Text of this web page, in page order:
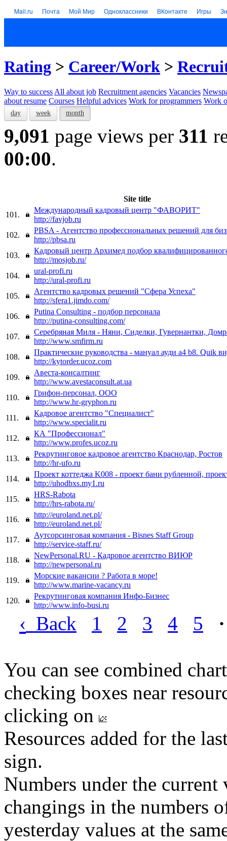
Mail.ru Почта Мой Мир Одноклассники ВКонтакте Игры
Rating > Career/Work >
Way to success All about job Recruitment agencies Vacancies
about resume Courses Helpful advices Work for programmers Work
day week month
9,091 page views per 311
00:00.
Site title
101.
Международный кадровый центр "ФАВОРИТ"
http://favjob.ru
102.
PBSA - Агентство профессиональных решений для
http://pbsa.ru
103.
Кадровый центр Архимед подбор
http://mosjob.ru/
104.
ural-profi.ru
http://ural-profi.ru
105.
Агентство кадровых решений "Сфера Успеха"
http://sfera1.jimdo.com/
106.
Putina Consulting - подбор персонала
http://putina-consulting.com/
107.
Серебряная Миля - Няни, Сиделки, Гувернантки,
http://www.smfirm.ru
108.
Практические руководства - мануал ауди а4 b8. Quik
http://kytorder.ucoz.com
109.
Авеста-консалтинг
http://www.avestaconsult.at.ua
110.
Грифон-персонал, ООО
http://www.hr-gryphon.ru
111.
Кадровое агентство "Специалист"
http://www.specialit.ru
112.
КА "Профессионал"
http://www.profes.ucoz.ru
113.
Рекрутинговое кадровое агентство Краснодар, Ростов
http://hr-ufo.ru
114.
Проект коттеджа K008 - проект бани рубленной,
http://uhodbxs.my1.ru
115.
HRS-Rabota
http://hrs-rabota.ru/
116.
http://euroland.net.pl/
http://euroland.net.pl/
117.
Аутсорсинговая компания - Bisnes Staff Group
http://service-staff.ru/
118.
NewPersonal.RU - Кадровое агентство ВИЮР
http://newpersonal.ru
119.
Морские вакансии ? Работа в море!
http://www.marine-vacancy.ru
120.
Рекрутинговая компания Инфо-Бизнес
http://www.info-busi.ru
‹ Back 1 2 3 4 5
You can see combined
checking boxes near
clicking on
Resources added for the
sign.
Numbers under the
changings in the numbers
yesterday values at the